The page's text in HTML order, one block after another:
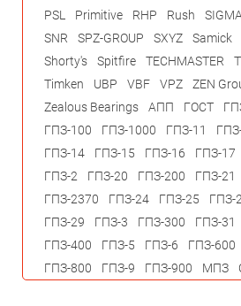
PSL
Primitive RHP Rush SIGMA
SNR
SPZ-GROUP SXYZ Samick
Shorty's
Spitfire TECHMASTER
Timken
UBP VBF VPZ ZEN
Zealous Bearings
АПП ГОСТ
ГПЗ-100
ГПЗ-1000 ГПЗ-11
ГПЗ-14
ГПЗ-15 ГПЗ-16 ГПЗ-17
ГПЗ-2
ГПЗ-20 ГПЗ-200 ГПЗ-21
ГПЗ-2370
ГПЗ-24 ГПЗ-25 ГПЗ-
ГПЗ-29
ГПЗ-3 ГПЗ-300 ГПЗ-31
ГПЗ-400
ГПЗ-5 ГПЗ-6 ГПЗ-600
ГПЗ-800
ГПЗ-9 ГПЗ-900 МПЗ